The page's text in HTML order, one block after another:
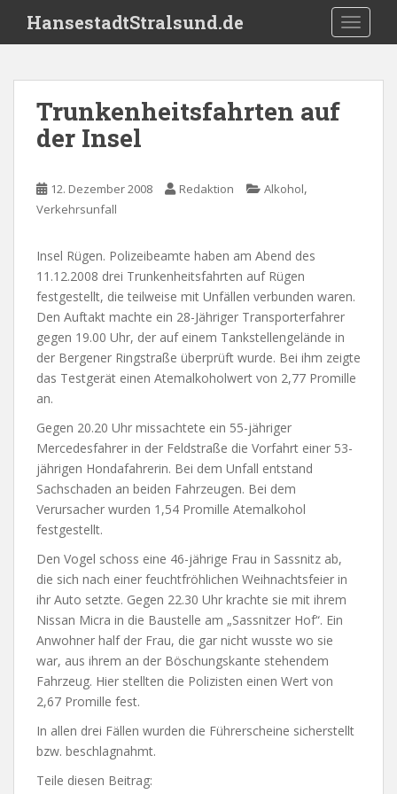
i
HansestadtStralsund.de
Trunkenheitsfahrten auf
der Insel
12. Dezember 2008 Redaktion Alkohol,
Verkehrsunfall
Insel Rügen. Polizeibeamte haben am Abend des
11.12.2008 drei Trunkenheitsfahrten auf Rügen
festgestellt, die teilweise mit Unfällen verbunden waren.
Den Auftakt machte ein 28-Jähriger Transporterfahrer
gegen 19.00 Uhr, der auf einem Tankstellengelände in
der Bergener Ringstraße überprüft wurde. Bei ihm zeigte
das Testgerät einen Atemalkoholwert von 2,77 Promille
an.
Gegen 20.20 Uhr missachtete ein 55-jähriger
Mercedesfahrer in der Feldstraße die Vorfahrt einer 53-
jährigen Hondafahrerin. Bei dem Unfall entstand
Sachschaden an beiden Fahrzeugen. Bei dem
Verursacher wurden 1,54 Promille Atemalkohol
festgestellt.
Den Vogel schoss eine 46-jährige Frau in Sassnitz ab,
die sich nach einer feuchtfröhlichen Weihnachtsfeier in
ihr Auto setzte. Gegen 22.30 Uhr krachte sie mit ihrem
Nissan Micra in die Baustelle am „Sassnitzer Hof“. Ein
Anwohner half der Frau, die gar nicht wusste wo sie
war, aus ihrem an der Böschungskante stehendem
Fahrzeug. Hier stellten die Polizisten einen Wert von
2,67 Promille fest.
In allen drei Fällen wurden die Führerscheine sicherstellt
bzw. beschlagnahmt.
Teile diesen Beitrag: